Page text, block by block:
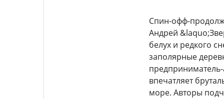
Спин-офф-
Андрей
белух и редкого
заполярные
впечатляет
море. Авторы